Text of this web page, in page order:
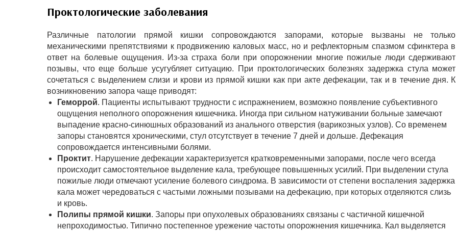
Проктологические заболевания
Различные патологии прямой кишки сопровождаются запорами, которые вызваны не только
механическими препятствиями к продвижению каловых масс, но и рефлекторным спазмом сфинктера в
ответ на болевые ощущения. Из-за страха боли при опорожнении многие пожилые люди сдерживают
позывы, что еще больше усугубляет ситуацию. При проктологических болезнях задержка стула может
сочетаться с выделением слизи и крови из прямой кишки как при акте дефекации, так и в течение дня. К
возникновению запора чаще приводят:
Геморрой. Пациенты испытывают трудности с испражнением, возможно появление субъективного
ощущения неполного опорожнения кишечника. Иногда при сильном натуживании больные замечают
выпадение красно-синюшных образований из анального отверстия (варикозных узлов). Со временем
запоры становятся хроническими, стул отсутствует в течение 7 дней и дольше. Дефекация
сопровождается интенсивными болями.
Проктит. Нарушение дефекации характеризуется кратковременными запорами, после чего всегда
происходит самостоятельное выделение кала, требующее повышенных усилий. При выделении стула
пожилые люди отмечают усиление болевого синдрома. В зависимости от степени воспаления задержка
кала может чередоваться с частыми ложными позывами на дефекацию, при которых отделяются слизь
и кровь.
Полипы прямой кишки. Запоры при опухолевых образованиях связаны с частичной кишечной
непроходимостью. Типично постепенное урежение частоты опорожнения кишечника. Кал выделяется